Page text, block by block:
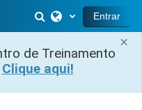
×
de Treinamento
Clique aqui!
Alternar entrada
Entrar